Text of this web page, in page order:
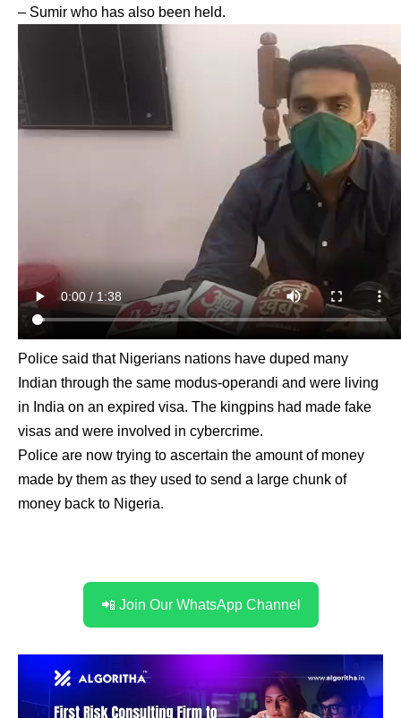
– Sumir who has also been held.
Police said that Nigerians nations have duped many
Indian through the same modus-operandi and were living
in India on an expired visa. The kingpins had made fake
visas and were involved in cybercrime.
Police are now trying to ascertain the amount of money
made by them as they used to send a large chunk of
money back to Nigeria.
📲 Join Our WhatsApp Channel